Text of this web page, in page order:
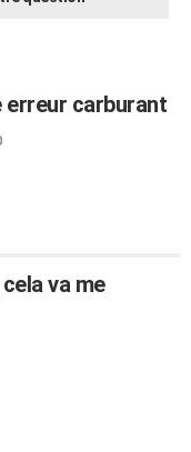
erreur carburant
va me